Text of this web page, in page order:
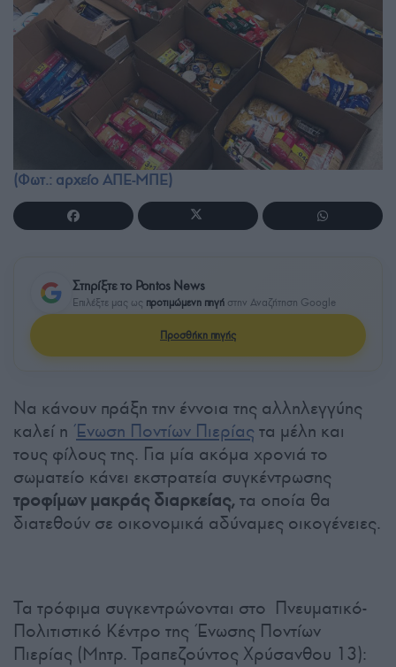
(Φωτ.: αρχείο ΑΠΕ-ΜΠΕ)
Στηρίξτε το Pontos News
Επιλέξτε μας ως προτιμώμενη πηγή στην Αναζήτηση Google
Προσθήκη πηγής
Να κάνουν πράξη την έννοια της αλληλεγγύης
καλεί ηΈνωση Ποντίων Πιερίας τα μέλη και
τους φίλους της. Για μία ακόμα χρονιά το
σωματείο κάνει εκστρατεία συγκέντρωσης
τροφίμων μακράς διαρκείας,τα οποία θα
διατεθούν σε οικονομικά αδύναμες οικογένειες.
Τα τρόφιμα συγκεντρώνονται στο Πνευματικό-
Πολιτιστικό Κέντρο της Ένωσης Ποντίων
Πιερίας (Μητρ. Τραπεζούντος Χρύσανθου 13):